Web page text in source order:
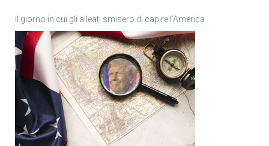
Il giorno in cui gli alleati smisero di capire l’America